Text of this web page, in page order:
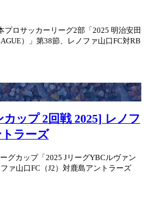
ロサッカーリーグ2部「2025 明治安田
）」第38節、レノファ山口FC対RB
ップ 2回戦 2025] レノフ
トラーズ
グカップ「2025 JリーグYBCルヴァン
ァ山口FC（J2）対鹿島アントラーズ